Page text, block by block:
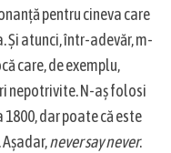
pentru cineva care
Și atunci, într-adevăr, m-
care, de exemplu,
nepotrivite. N-aș folosi
dar poate că este
never say never.